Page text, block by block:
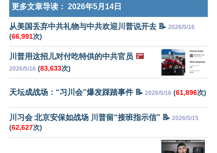
更多文章导读： 2026年5月14日
从美国丢弃中共礼物与中共欢迎川普说开去 📝 2026/5/16
(66,991次)
川普用这招儿对付吃特供的中共官员 🖼️
2026/5/16 (83,633次)
天坛成战场：“习川会”爆发踩踏事件 📝 2026/5/16 (61,896次)
川习会 北京安保如战场 川普留“接班指示信” 📝 2026/5/15
(62,627次)